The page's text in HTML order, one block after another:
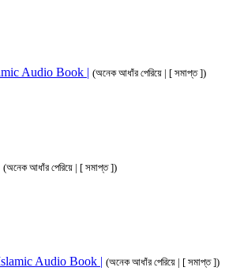
Audio Book | (অনেক আধাঁর পেরিয়ে | [ সমাপ্ত ])
(অনেক আধাঁর পেরিয়ে | [ সমাপ্ত ])
Islamic Audio Book | (অনেক আধাঁর পেরিয়ে | [ সমাপ্ত ])